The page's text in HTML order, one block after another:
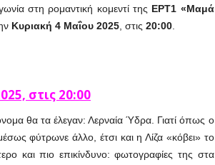
στη ρομαντική κομεντί της ΕΡΤ1 «Μαμά
Κυριακή 4 Μαΐου 2025, στις 20:00.
στις 20:00
θα τα έλεγαν: Λερναία Ύδρα. Γιατί όπως ο
φύτρωνε άλλο, έτσι και η Λίζα «κόβει» το
και πιο επικίνδυνο: φωτογραφίες της στα